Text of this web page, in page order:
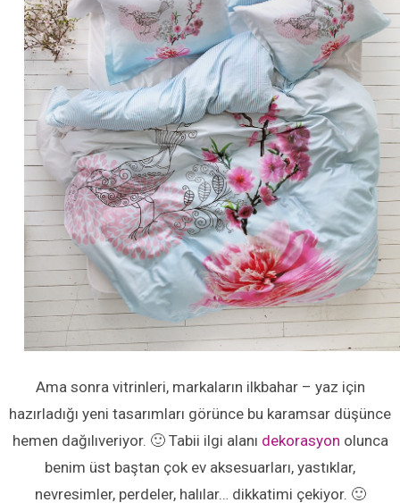
Ama sonra vitrinleri, markaların ilkbahar – yaz için
hazırladığı yeni tasarımları görünce bu karamsar düşünce
hemen dağılıveriyor. 🙂 Tabii ilgi alanı dekorasyon olunca
benim üst baştan çok ev aksesuarları, yastıklar,
nevresimler, perdeler, halılar… dikkatimi çekiyor. 🙂